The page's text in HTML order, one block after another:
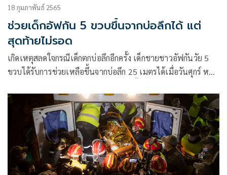
18 กุมภาพันธ์ 2565
ช่วยเด็กอัฟกัน 5 ขวบขึ้นจากบ่อลึกได้ แต่
สุดท้ายไม่รอด
เกิดเหตุสลดใจกรณีเด็กตกบ่อลึกอีกครั้ง เด็กชายชาวอัฟกันวัย 5
ขวบได้รับการช่วยเหลือขึ้นจากบ่อลึก 25 เมตรได้เมื่อวันศุกร์ หลัง
ส่งตัวขึ้นเฮลิคอปเตอร์ไปโรงพยาบาล